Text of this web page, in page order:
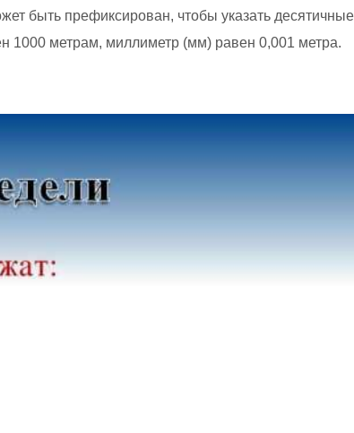
быть префиксирован, чтобы указать десятичные
1000 метрам, миллиметр (мм) равен 0,001 метра.